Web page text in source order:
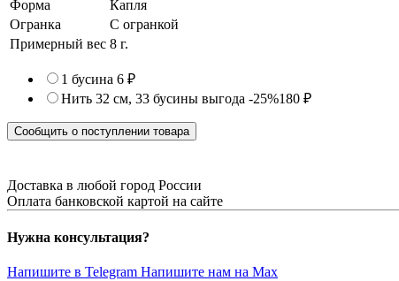
Форма
Капля
Огранка
С огранкой
Примерный вес 8 г.
1 бусина 6 ₽
Нить 32 см, 33 бусины выгода -25%180 ₽
Сообщить о поступлении товара
Доставка в любой город России
Оплата банковской картой на сайте
Нужна консультация?
Напишите в Telegram Напишите нам на Max